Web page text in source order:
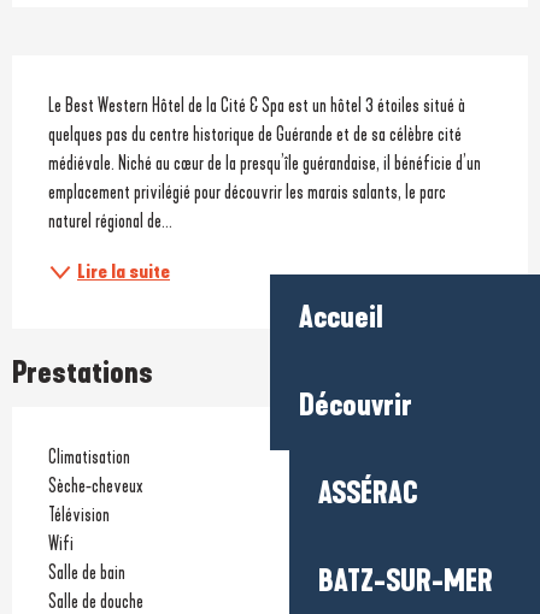
Accueil
Découvrir
ASSÉRAC
BATZ-SUR-MER
Description
Le Best Western Hôtel de la Cité & Spa est un hôtel 3 étoiles situé à
quelques pas du centre historique de Guérande et de sa célèbre cité
médiévale. Niché au cœur de la presqu’île guérandaise, il bénéficie d’un
emplacement privilégié pour découvrir les marais salants, le parc
naturel régional de...
Lire la suite
Prestations
Climatisation
Sèche-cheveux
Télévision
Wifi
Salle de bain
Salle de douche